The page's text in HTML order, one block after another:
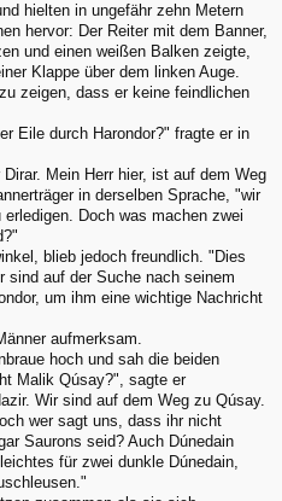
hielten in ungefähr zehn Metern
hervor: Der Reiter mit dem Banner,
und einen weißen Balken zeigte,
Klappe über dem linken Auge.
zeigen, dass er keine feindlichen
Eile durch Harondor?" fragte er in
Dirar. Mein Herr hier, ist auf dem Weg
in derselben Sprache, "wir
Doch was machen zwei
blieb jedoch freundlich. "Dies
sind auf der Suche nach seinem
um ihm eine wichtige Nachricht
aufmerksam.
hoch und sah die beiden
Malik Qúsay?", sagte er
Wir sind auf dem Weg zu Qúsay.
wer sagt uns, dass ihr nicht
Saurons seid? Auch Dúnedain
für zwei dunkle Dúnedain,